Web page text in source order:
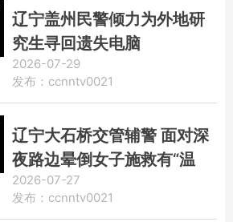
辽宁盖州民警倾力为外地研
究生寻回遗失电脑
2026-07-29
发布：ccnntv0021
辽宁大石桥交管辅警 面对深
夜路边晕倒女子施救有“温
度”
2026-07-27
发布：ccnntv0021